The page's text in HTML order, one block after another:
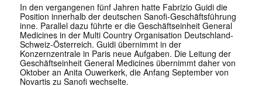
In den vergangenen fünf Jahren hatte Fabrizio Guidi die
Position innerhalb der deutschen Sanofi-Geschäftsführung
inne. Parallel dazu führte er die Geschäftseinheit General
Medicines in der Multi Country Organisation Deutschland-
Schweiz-Österreich. Guidi übernimmt in der
Konzernzentrale in Paris neue Aufgaben. Die Leitung der
Geschäftseinheit General Medicines übernimmt daher von
Oktober an Anita Ouwerkerk, die Anfang September von
Novartis zu Sanofi wechselte.